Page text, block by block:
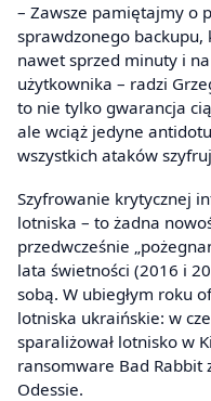
– Zawsze pamiętajmy o
sprawdzonego
nawet sprzed minuty i
użytkownika – radzi
to nie tylko gwarancja
ale wciąż jedyne
wszystkich ataków
Szyfrowanie krytycznej
lotniska – to żadna
przedwcześnie
lata świetności (2016 i
sobą. W ubiegłym roku
lotniska ukraińskie: w
sparaliżował lotnisko w
ransomware Bad Rabbit
Odessie.